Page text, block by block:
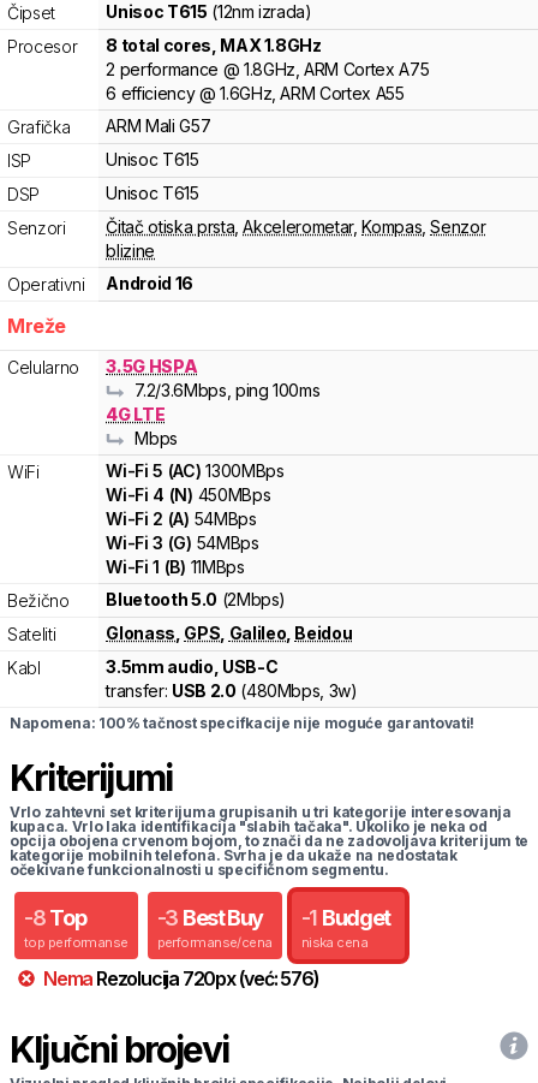
Čipset Unisoc T615 (12nm izrada)
Procesor
8 total cores , MAX1.8GHz
2 performance @ 1.8GHz,ARM Cortex A75
6 efficiency @ 1.6GHz,ARM Cortex A55
Grafička
ARM Mali G57
ISP
Unisoc T615
DSP
Unisoc T615
Senzori
Čitač otiska prsta ,Akcelerometar,Kompas ,Senzor
blizine
Operativni
Android 16
Mreže
Celularno
3.5G HSPA
7.2/3.6Mbps , ping 100ms
4G LTE
Mbps
WiFi
Wi-Fi5 (AC) 1300MBps
Wi-Fi 4 (N) 450MBps
Wi-Fi 2 (A) 54MBps
Wi-Fi3 (G) 54MBps
Wi-Fi1 (B) 11MBps
Bežično
Bluetooth 5.0 (2Mbps)
Sateliti
Glonass GPS Galileo Beidou
Kabl
3.5mm audio, USB-C
transfer: USB 2.0 (480Mbps, 3w)
Napomena: 100% tačnost specifkacije nije moguće garantovati!
Kriterijumi
Vrlo zahtevni set kriterijuma grupisanih u tri kategorije interesovanja
kupaca. Vrlo laka identifikacija "slabih tačaka". Ukoliko je neka od
opcija obojena crvenom bojom, to znači da ne zadovoljava kriterijum te
kategorije mobilnih telefona. Svrha je da ukaže na nedostatak
očekivane funkcionalnosti u specifičnom segmentu.
-8 Top
top performanse
-3 Best Buy
performanse/cena
-1 Budget
niska cena
Nema Rezolucija 720px(već:576)
Ključni brojevi